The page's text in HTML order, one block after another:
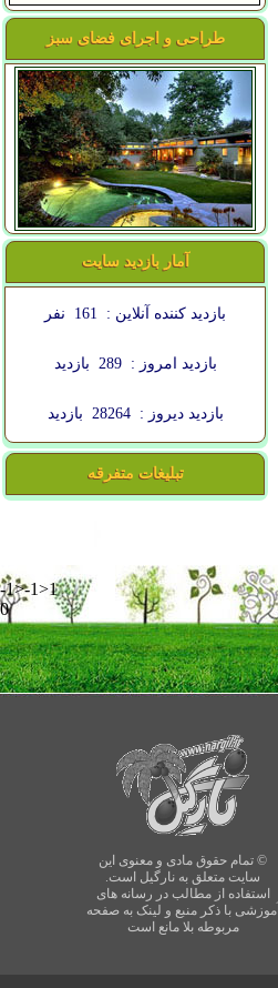
طراحی و اجرای فضای سبز
آمار بازدید سایت
بازدید کننده آنلاین : 161 نفر
بازدید امروز : 289 بازدید
بازدید دیروز : 28264 بازدید
تبلیغات متفرقه
-1>-1>1
0
© تمام حقوق مادی و معنوی این
سایت متعلق به نارگیل است.
استفاده از مطالب در رسانه های
آموزشی با ذکر منبع و لینک به صفحه
مربوطه بلا مانع است